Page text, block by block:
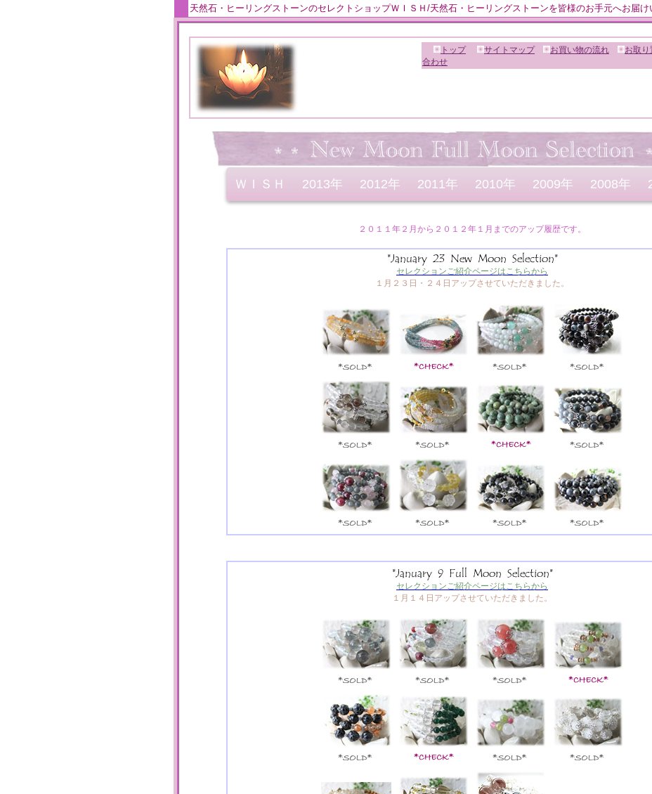
天然石・ヒーリングストーンのセレクトショップＷＩＳＨ/天然石・ヒーリングストーンを皆様のお手元へお届け
トップ サイトマップ お買い物の流れ お取
合わせ
ＷＩＳＨ 2013年 2012年 2011年 2010年 2009年 2008年
２０１１年２月から２０１２年１月までのアップ履歴です。
セレクションご紹介ページはこちらから
１月２３日・２４日アップさせていただきました。
セレクションご紹介ページはこちらから
１月１４日アップさせていただきました。